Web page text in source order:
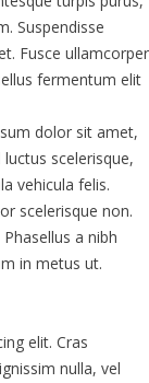
Suspendisse
Fusce ullamcorper
fermentum elit
dolor sit amet,
scelerisque,
vehicula felis.
scelerisque non.
a nibh
in metus ut.
elit. Cras
nulla, vel